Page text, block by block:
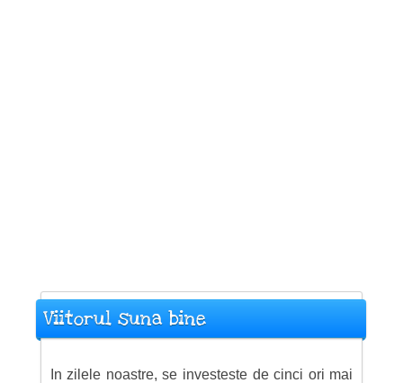
Viitorul suna bine
In zilele noastre, se investeste de cinci ori mai